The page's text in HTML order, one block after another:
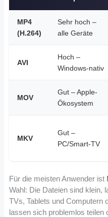
MP4
(H.264)
Sehr hoch –
alle Geräte
AVI
Hoch –
Windows-nativ
MOV
Gut – Apple-
Ökosystem
MKV
Gut –
PC/Smart-TV
Für die meisten Anwender ist
Wahl: Die Dateien sind klein,
TVs, Tablets und Computern
lassen sich problemlos teilen